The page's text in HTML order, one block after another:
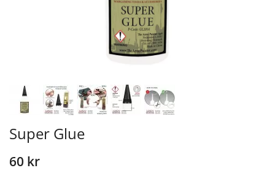
Super Glue
60 kr